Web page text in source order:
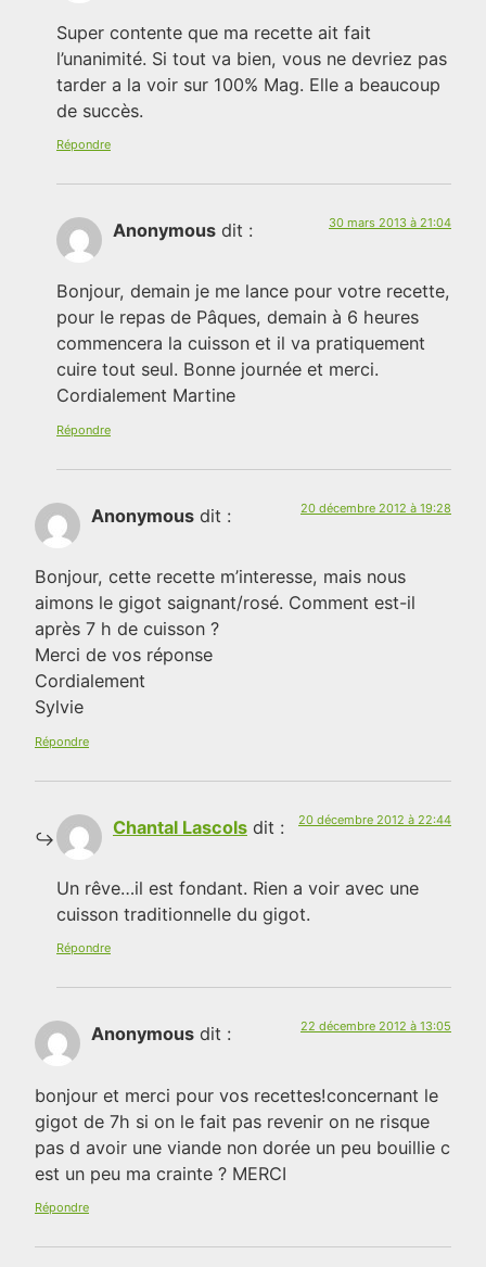
Super contente que ma recette ait fait
l’unanimité. Si tout va bien, vous ne devriez pas
tarder a la voir sur 100% Mag. Elle a beaucoup
de succès.
Répondre
Anonymous dit : 30 mars 2013 à 21:04
Bonjour, demain je me lance pour votre recette,
pour le repas de Pâques, demain à 6 heures
commencera la cuisson et il va pratiquement
cuire tout seul. Bonne journée et merci.
Cordialement Martine
Répondre
Anonymous dit : 20 décembre 2012 à 19:28
Bonjour, cette recette m’interesse, mais nous
aimons le gigot saignant/rosé. Comment est-il
après 7 h de cuisson ?
Merci de vos réponse
Cordialement
Sylvie
Répondre
Chantal Lascols dit : 20 décembre 2012 à 22:44
Un rêve…il est fondant. Rien a voir avec une
cuisson traditionnelle du gigot.
Répondre
Anonymous dit : 22 décembre 2012 à 13:05
bonjour et merci pour vos recettes!concernant le
gigot de 7h si on le fait pas revenir on ne risque
pas d avoir une viande non dorée un peu bouillie c
est un peu ma crainte ? MERCI
Répondre